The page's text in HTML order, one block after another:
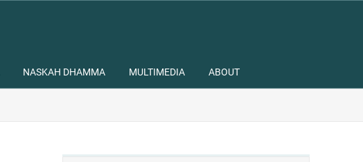
NASKAH DHAMMA MULTIMEDIA ABOUT